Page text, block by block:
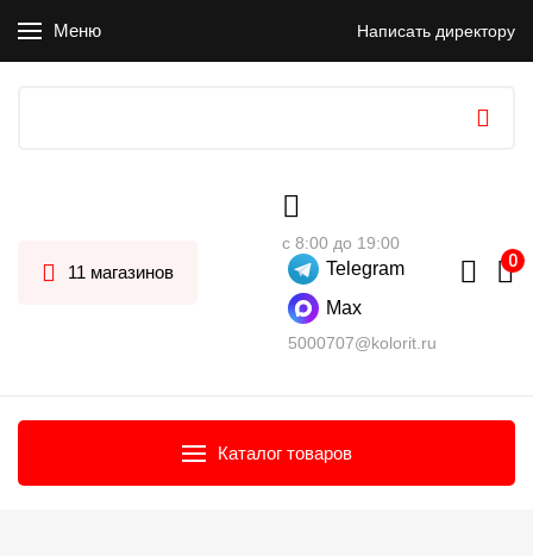
Меню Написать директору
11 магазинов
с 8:00 до 19:00
Telegram
Max
5000707@kolorit.ru
Каталог товаров